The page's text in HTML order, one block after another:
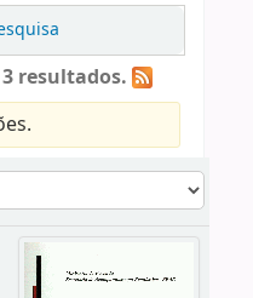
resultados.